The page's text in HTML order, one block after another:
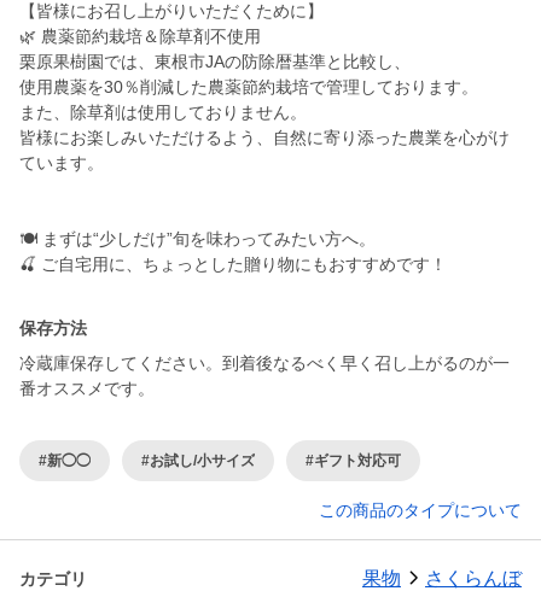
【皆様にお召し上がりいただくために】
🌿 農薬節約栽培＆除草剤不使用
栗原果樹園では、東根市JAの防除暦基準と比較し、
使用農薬を30％削減した農薬節約栽培で管理しております。
また、除草剤は使用しておりません。
皆様にお楽しみいただけるよう、自然に寄り添った農業を心がけ
ています。
🍽️ まずは“少しだけ”旬を味わってみたい方へ。
保存方法
冷蔵庫保存してください。到着後なるべく早く召し上がるのが一
番オススメです。
#新◯◯ #お試し/小サイズ #ギフト対応可
この商品のタイプについて
カテゴリ 果物 さくらんぼ